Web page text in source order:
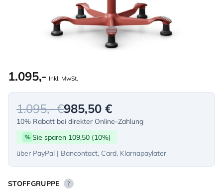
1.095,- Inkl. MwSt.
1.095,- €985,50 €
10% Rabatt bei direkter Online-Zahlung
% Sie sparen 109,50 (10%)
über PayPal | Bancontact, Card, Klarnapaylater
STOFFGRUPPE ?